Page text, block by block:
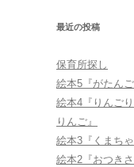
最近の投稿
保育所探し
絵本5『がたん
絵本4『りんご
りんご』
絵本3『くまち
絵本2『おつき